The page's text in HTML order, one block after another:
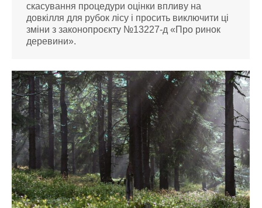
скасування процедури оцінки впливу на
довкілля для рубок лісу і просить виключити ці
зміни з законопроєкту №13227-д «Про ринок
деревини».